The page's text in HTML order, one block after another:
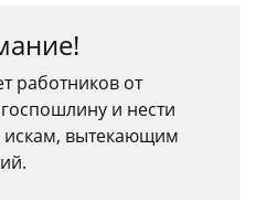
работников от
и нести
искам, вытекающим